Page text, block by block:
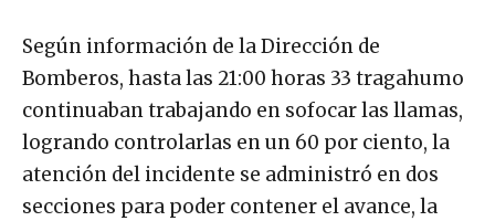
Según información de la Dirección de
Bomberos, hasta las 21:00 horas 33 tragahumo
continuaban trabajando en sofocar las llamas,
logrando controlarlas en un 60 por ciento, la
atención del incidente se administró en dos
secciones para poder contener el avance, la